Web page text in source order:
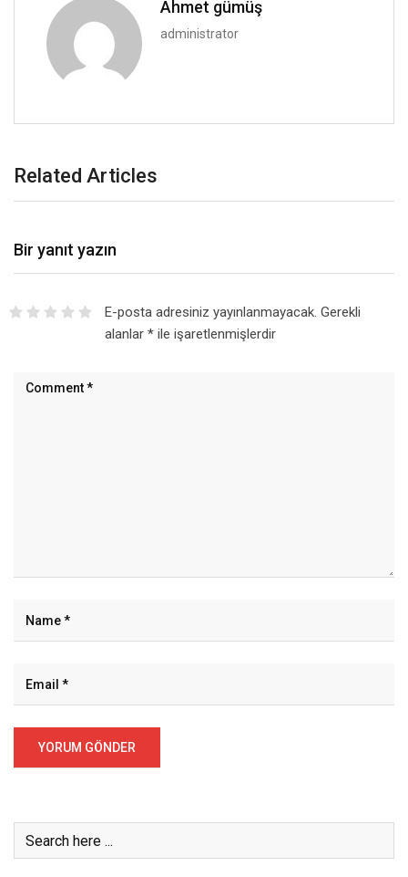
Ahmet gümüş
administrator
Related Articles
Bir yanıt yazın
E-posta adresiniz yayınlanmayacak. Gerekli
alanlar *ile işaretlenmişlerdir